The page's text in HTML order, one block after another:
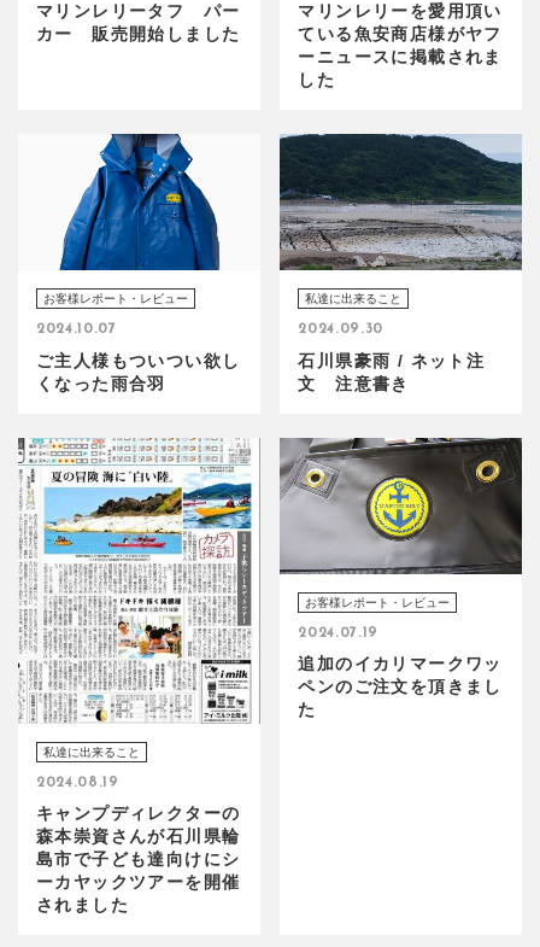
マリンレリータフ パー
カー 販売開始しました
マリンレリーを愛用頂い
ている魚安商店様がヤフ
ーニュースに掲載されま
した
お客様レポート・レビュー
2024.10.07
ご主人様もついつい欲し
くなった雨合羽
私達に出来ること
2024.09.30
石川県豪雨 / ネット注
文 注意書き
私達に出来ること
2024.08.19
キャンプディレクターの
森本崇資さんが石川県輪
島市で子ども達向けにシ
ーカヤックツアーを開催
されました
お客様レポート・レビュー
2024.07.19
追加のイカリマークワッ
ペンのご注文を頂きまし
た